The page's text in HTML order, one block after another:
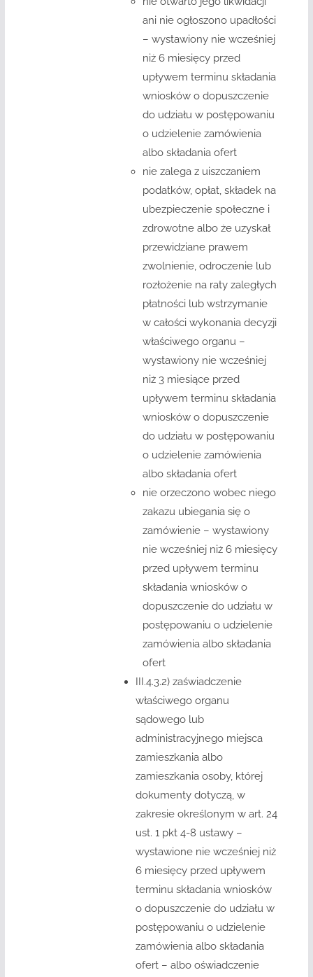
ani nie ogłoszono upadłości
– wystawiony nie wcześniej
niż 6 miesięcy przed
upływem terminu składania
wniosków o dopuszczenie
do udziału w postępowaniu
o udzielenie zamówienia
albo składania ofert
nie zalega z uiszczaniem
podatków, opłat, składek na
ubezpieczenie społeczne i
zdrowotne albo że uzyskał
przewidziane prawem
zwolnienie, odroczenie lub
rozłożenie na raty zaległych
płatności lub wstrzymanie
w całości wykonania decyzji
właściwego organu –
wystawiony nie wcześniej
niż 3 miesiące przed
upływem terminu składania
wniosków o dopuszczenie
do udziału w postępowaniu
o udzielenie zamówienia
albo składania ofert
nie orzeczono wobec niego
zakazu ubiegania się o
zamówienie – wystawiony
nie wcześniej niż 6 miesięcy
przed upływem terminu
składania wniosków o
dopuszczenie do udziału w
postępowaniu o udzielenie
zamówienia albo składania
ofert
III.4.3.2)zaświadczenie
właściwego organu
sądowego lub
administracyjnego miejsca
zamieszkania albo
zamieszkania osoby, której
dokumenty dotyczą, w
zakresie określonym w art. 24
ust. 1 pkt 4-8 ustawy –
wystawione nie wcześniej niż
6 miesięcy przed upływem
terminu składania wniosków
o dopuszczenie do udziału w
postępowaniu o udzielenie
zamówienia albo składania
ofert – albo oświadczenie